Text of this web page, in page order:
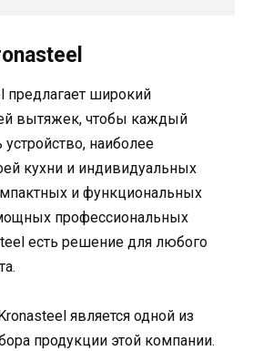
предлагает широкий
вытяжек, чтобы каждый
наиболее
кухни и индивидуальных
и функциональных
профессиональных
есть решение для любого
является одной из
продукции этой компании.